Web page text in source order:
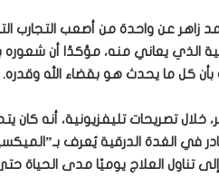
زاهر عن واحدة من أصعب التجارب
الذي يعاني منه، مؤكدًا أن شعوره
بأن كل ما يحدث هو بقضاء الله وقدره.
خلال تصريحات تليفزيونية، أنه
في الغدة الدرقية يُعرف
تناول العلاج يوميًا مدى الحياة